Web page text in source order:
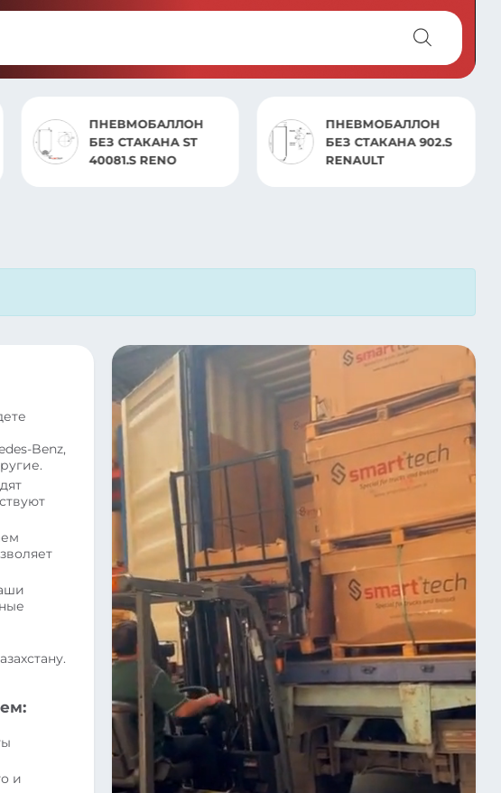
ПНЕВМОБАЛЛОН
БЕЗ СТАКАНА ST
40081.S RENO
ПНЕВМОБАЛЛОН
БЕЗ СТАКАНА 902.S
RENAULT
Benz,
и